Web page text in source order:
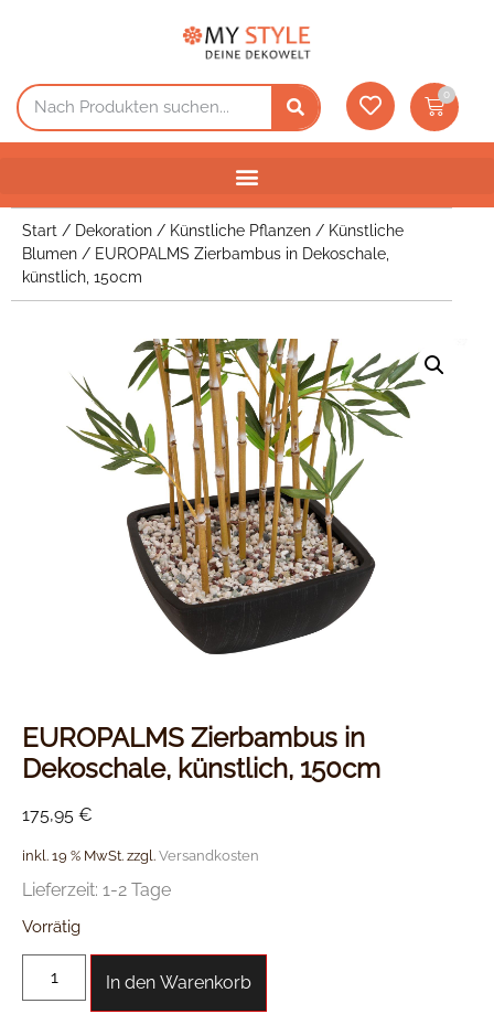
0
Start / Dekoration / Künstliche Pflanzen / Künstliche
Blumen / EUROPALMS Zierbambus in Dekoschale,
künstlich, 150cm
EUROPALMS Zierbambus in
Dekoschale, künstlich, 150cm
175,95 €
inkl. 19 % MwSt. zzgl. Versandkosten
Lieferzeit: 1-2 Tage
Vorrätig
In den Warenkorb